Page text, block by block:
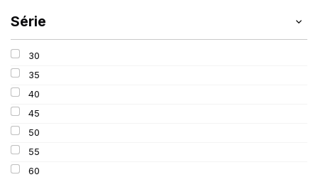
Série
30
35
40
45
50
55
60